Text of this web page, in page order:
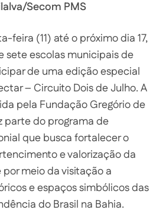
Secom PMS
feira (11) até o próximo dia 17,
sete escolas municipais de
de uma edição especial
– Circuito Dois de Julho. A
pela Fundação Gregório de
parte do programa de
que busca fortalecer o
e valorização da
meio da visitação a
e espaços simbólicos das
do Brasil na Bahia.